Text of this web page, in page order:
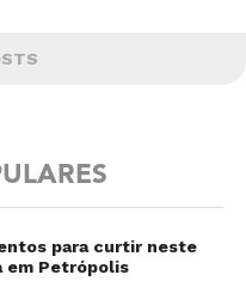
para curtir neste
em Petrópolis